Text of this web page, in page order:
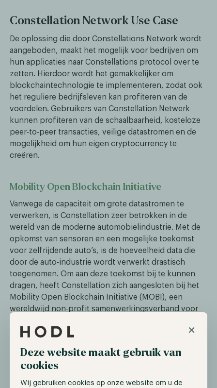
×
Deze website maakt gebruik van
cookies
Wij gebruiken cookies op onze website om u de
Constellation Network Use Case
De oplossing die door Constellations Network wordt
aangeboden, maakt het mogelijk voor bedrijven om
hun applicaties naar Constellations protocol over te
zetten. Hierdoor wordt het gemakkelijker om
blockchaintechnologie te implementeren, zodat ook
het reguliere bedrijfsleven kan profiteren van de
voordelen. Gebruikers van Constellation Netwerk
kunnen profiteren van de schaalbaarheid, kosteloze
peer-to-peer transacties, veilige datastromen en de
mogelijkheid om hun eigen cryptocurrency te
creëren.
Mobility Open Blockchain Initiative
Vanwege de capaciteit om grote datastromen te
verwerken, is Constellation zeer betrokken in de
wereld van de moderne automobielindustrie. Met de
opkomst van sensoren en een mogelijke toekomst
voor zelfrijdende auto’s, is de hoeveelheid data die
door de auto-industrie wordt verwerkt drastisch
toegenomen. Om aan deze toekomst bij te kunnen
dragen, heeft Constellation zich aangesloten bij het
Mobility Open Blockchain Initiative (MOBI), een
wereldwijd non-profit samenwerkingsverband voor